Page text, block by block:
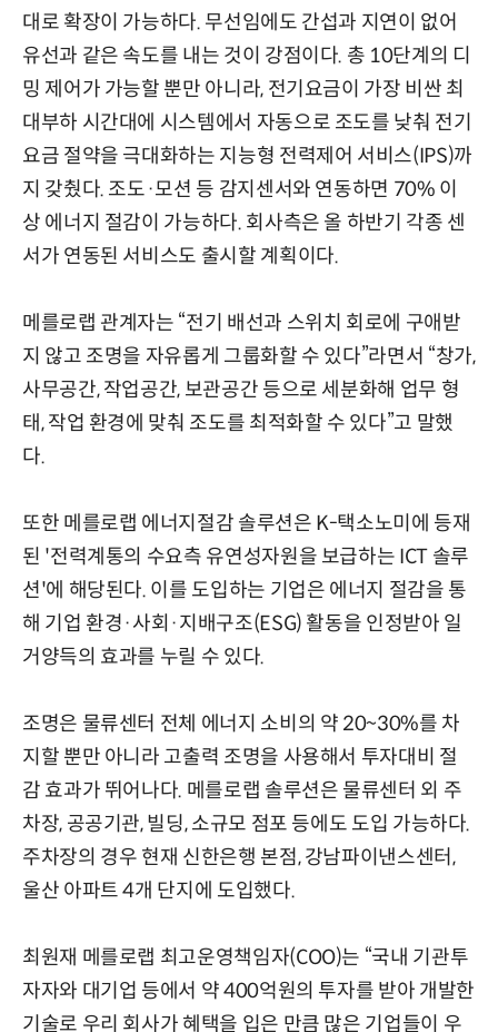
대로 확장이 가능하다. 무선임에도 간섭과 지연이 없어
유선과 같은 속도를 내는 것이 강점이다. 총 10단계의 디
밍 제어가 가능할 뿐만 아니라, 전기요금이 가장 비싼 최
대부하 시간대에 시스템에서 자동으로 조도를 낮춰 전기
요금 절약을 극대화하는 지능형 전력제어 서비스(IPS)까
지 갖췄다. 조도·모션 등 감지센서와 연동하면 70% 이
상 에너지 절감이 가능하다. 회사측은 올 하반기 각종 센
서가 연동된 서비스도 출시할 계획이다.
메를로랩 관계자는 “전기 배선과 스위치 회로에 구애받
지 않고 조명을 자유롭게 그룹화할 수 있다”라면서 “창가,
사무공간, 작업공간, 보관공간 등으로 세분화해 업무 형
태, 작업 환경에 맞춰 조도를 최적화할 수 있다”고 말했
다.
또한 메를로랩 에너지절감 솔루션은 K-택소노미에 등재
된 '전력계통의 수요측 유연성자원을 보급하는 ICT 솔루
션'에 해당된다. 이를 도입하는 기업은 에너지 절감을 통
해 기업 환경·사회·지배구조(ESG) 활동을 인정받아 일
거양득의 효과를 누릴 수 있다.
조명은 물류센터 전체 에너지 소비의 약 20~30%를 차
지할 뿐만 아니라 고출력 조명을 사용해서 투자대비 절
감 효과가 뛰어나다. 메를로랩 솔루션은 물류센터 외 주
차장, 공공기관, 빌딩, 소규모 점포 등에도 도입 가능하다.
주차장의 경우 현재 신한은행 본점, 강남파이낸스센터,
울산 아파트 4개 단지에 도입했다.
최원재 메를로랩 최고운영책임자(COO)는 “국내 기관투
자자와 대기업 등에서 약 400억원의 투자를 받아 개발한
기술로 우리 회사가 혜택을 입은 만큼 많은 기업들이 우